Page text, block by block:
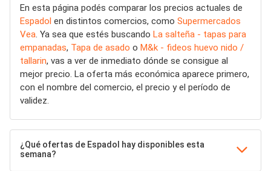
En esta página podés comparar los precios actuales de
Espadol en distintos comercios, como Supermercados
Vea. Ya sea que estés buscando La salteña - tapas para
empanadas, Tapa de asado o M&k - fideos huevo nido /
tallarin, vas a ver de inmediato dónde se consigue al
mejor precio. La oferta más económica aparece primero,
con el nombre del comercio, el precio y el período de
validez.
¿Qué ofertas de Espadol hay disponibles esta
semana?